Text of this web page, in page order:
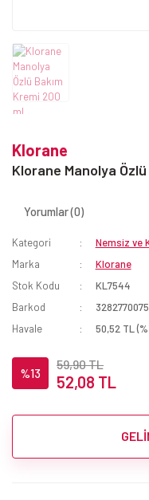
Klorane
Klorane Manolya
Yorumlar (0)
Kategori
Nemsiz ve
Marka
Klorane
Stok Kodu
KL7544
Barkod
Havale
50,52 TL
%13
59,90 TL
52,08 TL